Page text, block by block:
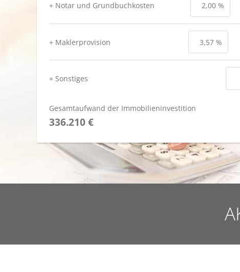
+ Notar und Grundbuchkosten
+ Maklerprovision
+ Sonstiges
Gesamtaufwand der Immobilieninvestition
336.210 €